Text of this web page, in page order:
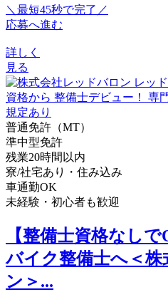
＼最短45秒で完了／
応募へ進む
詳しく
見る
普通免許（MT）
準中型免許
残業20時間以内
寮/社宅あり・住み込み
車通勤OK
未経験・初心者も歓迎
【整備士資格なし
バイク整備士へ＜株
ン＞...